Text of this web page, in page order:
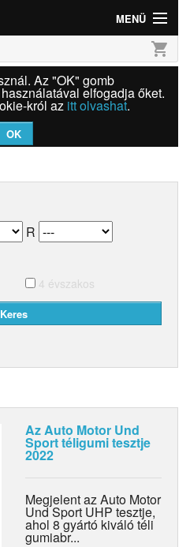
MENÜ
shopping_cart
Az "OK" gomb
elfogadja őket.
król az itt olvashat.
OK
R
4 évszakos
Az Auto Motor Und
Sport téligumi tesztje
2022
Megjelent az Auto Motor
Und Sport UHP tesztje,
ahol 8 gyártó kiváló téli
gumiabr...